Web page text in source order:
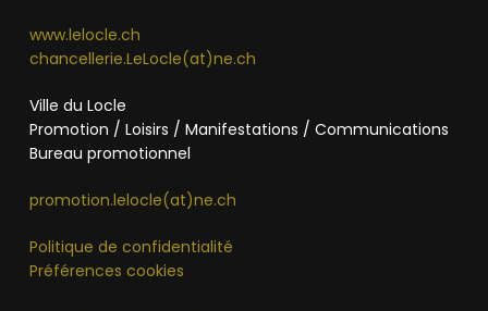
www.lelocle.ch
chancellerie.LeLocle(at)ne.ch
Ville du Locle
Promotion / Loisirs / Manifestations / Communications
Bureau promotionnel
promotion.lelocle(at)ne.ch
Politique de confidentialité
Préférences cookies